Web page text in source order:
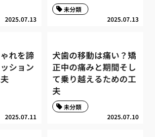
2025.07.13 2025.07.13
未分類
れを諦
ション
2025.07.11
犬歯の移動は痛い？矯
正中の痛みと期間そし
て乗り越えるための工
夫
2025.07.10
未分類